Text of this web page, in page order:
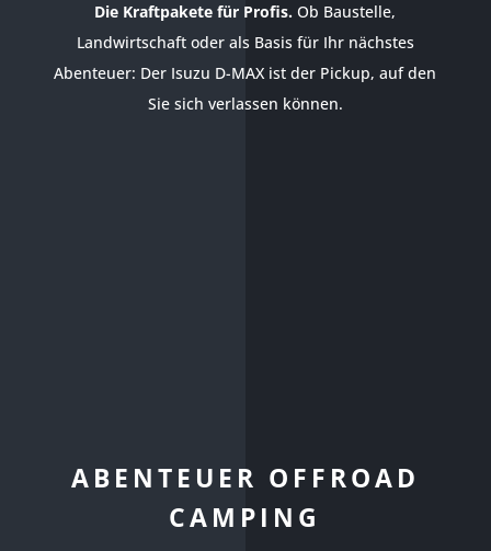
Die Kraftpakete für Profis. Ob Baustelle,
Landwirtschaft oder als Basis für Ihr nächstes
Abenteuer: Der Isuzu D-MAX ist der Pickup, auf den
Sie sich verlassen können.
ABENTEUER OFFROAD
CAMPING